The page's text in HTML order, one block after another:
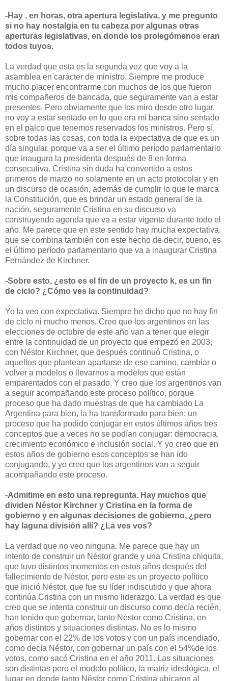
-Hay , en horas, otra apertura legislativa, y me pregunto
si no hay nostalgia en tu cabeza por algunas otras
aperturas legislativas, en donde los prolegómenos eran
todos tuyos.
La verdad que esta es la segunda vez que voy a la
asamblea en carácter de ministro. Siempre me produce
mucho placer encontrarme con muchos de los que fueron
mis compañeros de bancada, que seguramente van a estar
presentes. Pero obviamente que los miro desde otro lugar,
no voy a estar sentado en lo que era mi banca sino sentado
en el palco que tenemos reservados los ministros. Pero sí,
sobre todas las cosas, con toda la expectativa de que es un
día singular, porque va a ser el último período parlamentario
que inaugura la presidenta después de 8 en forma
consecutiva. Cristina sin duda ha convertido a estos
primeros de marzo no solamente en un acto protocolar y en
un discurso de ocasión, además de cumplir lo que le marca
la Constitución, que es brindar un estado general de la
nación, seguramente Cristina en su discurso va
construyendo agenda que va a estar vigente durante todo el
año. Me parece que en este sentido hay mucha expectativa,
que se combina también con este hecho de decir, bueno, es
el último período parlamentario que va a inaugurar Cristina
Fernández de Kirchner.
-Sobre esto, ¿esto es el fin de un proyecto k, es un fin
de ciclo? ¿Cómo ves la continuidad?
Yo la veo con expectativa. Siempre he dicho que no hay fin
de ciclo ni mucho menos. Creo que los argentinos en las
elecciones de octubre de este año van a tener que elegir
entre la continuidad de un proyecto que empezó en 2003,
con Néstor Kirchner, que después continuó Cristina, o
aquellos que plantean apartarse de ese camino, cambiar o
volver a modelos o llevarnos a modelos que están
emparentados con el pasado. Y creo que los argentinos van
a seguir acompañando este proceso político, porque
proceso que ha dado muestras de que ha cambiado La
Argentina para bien, la ha transformado para bien; un
proceso que ha podido conjugar en estos últimos años tres
conceptos que a veces no se podían conjugar: democracia,
crecimiento económico e inclusión social. Y yo creo que en
estos años de gobierno esos conceptos se han ido
conjugando, y yo creo que los argentinos van a seguir
acompañando este proceso.
-Admitime en esto una repregunta. Hay muchos que
dividen Néstor Kirchner y Cristina en la forma de
gobierno y en algunas decisiones de gobierno, ¿pero
hay laguna división allí? ¿La ves vos?
La verdad que no veo ninguna. Me parece que hay un
intento de construir un Néstor grande y una Cristina chiquita,
que tuvo distintos momentos en estos años después del
fallecimiento de Néstor, pero este es un proyecto político
que inició Néstor, que fue su líder indiscutido y que ahora
continúa Cristina con un mismo liderazgo. La verdad es que
creo que se intenta construir un discurso como decía recién,
han tenido que gobernar, tanto Néstor como Cristina, en
años distintos y situaciones distintas. No es lo mismo
gobernar con el 22% de los votos y con un país incendiado,
como decía Néstor, con gobernar un país con el 54%de los
votos, como sacó Cristina en el año 2011. Las situaciones
son distintas pero el modelo político, la matriz ideológica, el
lugar en donde tanto Néstor como Cristina ubicaron al